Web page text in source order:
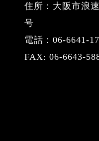
住所：大阪市浪
号
電話：06-6641-
FAX: 06-6643-